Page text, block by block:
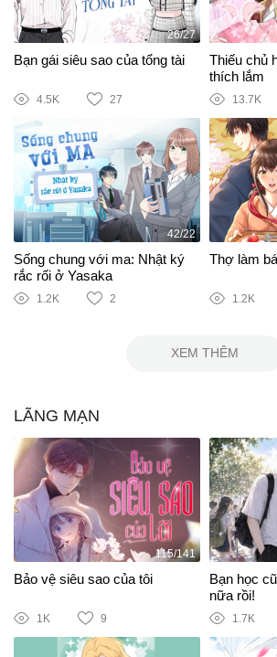
26/27
Bạn gái siêu sao của tổng tài
4.5K 27
Thiếu chủ
thích lắm
13.7K
42/22
Sống chung với ma: Nhật ký
rắc rối ở Yasaka
1.2K 2
Thợ làm
1.2K
XEM THÊM
LÃNG MẠN
115/141
Bảo vệ siêu sao của tôi
1K 9
Bạn học
nữa rồi!
1.7K